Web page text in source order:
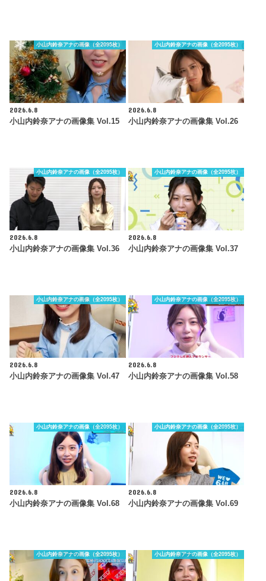
小山内鈴奈アナの画像（全2095枚）
2026.6.8
小山内鈴奈アナの画像集 Vol.15
小山内鈴奈アナの画像（全2095枚）
2026.6.8
小山内鈴奈アナの画像集 Vol.26
小山内鈴奈アナの画像（全2095枚）
2026.6.8
小山内鈴奈アナの画像集 Vol.36
小山内鈴奈アナの画像（全2095枚）
2026.6.8
小山内鈴奈アナの画像集 Vol.37
小山内鈴奈アナの画像（全2095枚）
2026.6.8
小山内鈴奈アナの画像集 Vol.47
小山内鈴奈アナの画像（全2095枚）
2026.6.8
小山内鈴奈アナの画像集 Vol.58
小山内鈴奈アナの画像（全2095枚）
2026.6.8
小山内鈴奈アナの画像集 Vol.68
小山内鈴奈アナの画像（全2095枚）
2026.6.8
小山内鈴奈アナの画像集 Vol.69
小山内鈴奈アナの画像（全2095枚） 小山内鈴奈アナの画像（全2095枚）